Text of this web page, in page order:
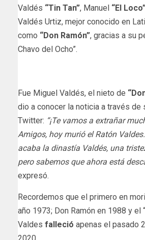
Valdés “Tin Tan”, Manuel “El
Valdés Urtiz, mejor conocido en
como “Don Ramón”, gracias a su
Chavo del Ocho”.
Fue Miguel Valdés, el nieto de
dio a conocer la noticia a través de
Twitter: “¡Te vamos a extrañar
Amigos, hoy murió el Ratón
acaba la dinastía Valdés, una
pero sabemos que ahora está
expresó.
Recordemos que el primero en
año 1973; Don Ramón en 1988 y el
Valdes falleció apenas el pasado